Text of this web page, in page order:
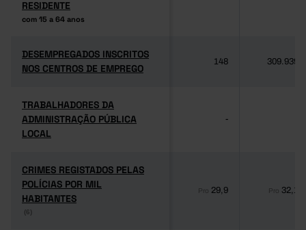
RESIDENTE
com 15 a 64 anos
RESIDENTE
com 15 a 64 anos
DESEMPREGADOS INSCRITOS
NOS CENTROS DE EMPREGO
DESEMPREGADOS INSCRITOS
NOS CENTROS DE EMPREGO
148 309.939
TRABALHADORES DA
ADMINISTRAÇÃO PÚBLICA
LOCAL
TRABALHADORES DA
ADMINISTRAÇÃO PÚBLICA
LOCAL
-
CRIMES REGISTADOS PELAS
POLÍCIAS POR MIL
HABITANTES
(6)
CRIMES REGISTADOS PELAS
POLÍCIAS POR MIL
HABITANTES
(6)
Pro 29,9 Pro 32,1